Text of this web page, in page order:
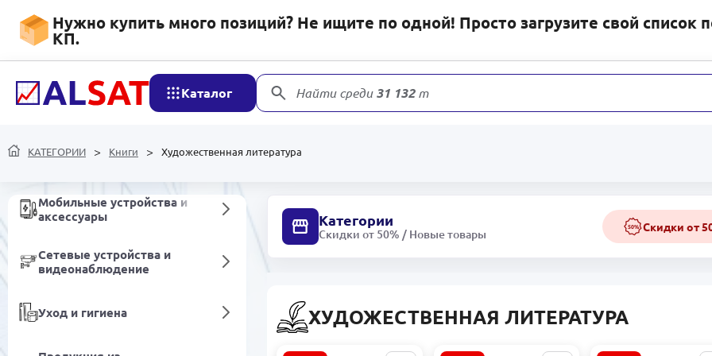
Нужно купить много позиций? Не ищите по одной! Просто загрузите свой список
КП.
Каталог Найти среди31 132товаров
КАТЕГОРИИ Книги Художественная литература
товары
Напитки безалкогольные
Хозяйственные товары
Мобильные устройства и
аксессуары
Сетевые устройства и
видеонаблюдение
Уход и гигиена
Категории
Скидки от 50% / Новые товары
50% Скидки от
ХУДОЖЕСТВЕННАЯ ЛИТЕРАТУРА